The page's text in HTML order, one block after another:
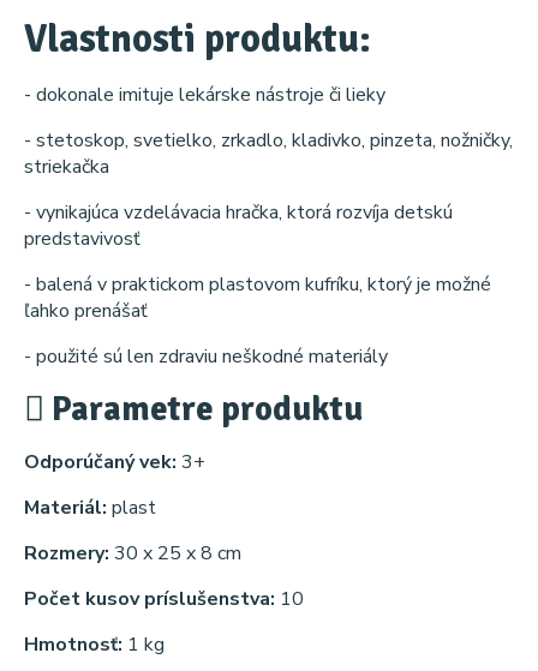
Vlastnosti produktu:
- dokonale imituje lekárske nástroje či lieky
- stetoskop, svetielko, zrkadlo, kladivko, pinzeta, nožničky,
striekačka
- vynikajúca vzdelávacia hračka, ktorá rozvíja detskú
predstavivosť
- balená v praktickom plastovom kufríku, ktorý je možné
ľahko prenášať
- použité sú len zdraviu neškodné materiály
Parametre produktu
Odporúčaný vek: 3+
Materiál: plast
Rozmery: 30 x 25 x 8 cm
Počet kusov príslušenstva: 10
Hmotnosť: 1 kg